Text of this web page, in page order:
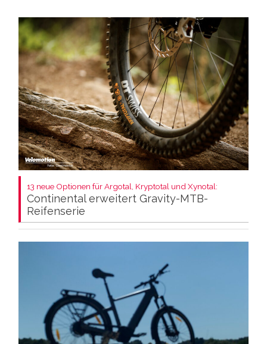
13 neue Optionen für Argotal, Kryptotal und Xynotal:
Continental erweitert Gravity-MTB-
Reifenserie